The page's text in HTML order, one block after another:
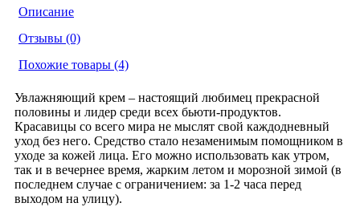
Описание
Отзывы (0)
Похожие товары (4)
Увлажняющий крем – настоящий любимец прекрасной
половины и лидер среди всех бьюти-продуктов.
Красавицы со всего мира не мыслят свой каждодневный
уход без него. Средство стало незаменимым помощником в
уходе за кожей лица. Его можно использовать как утром,
так и в вечернее время, жарким летом и морозной зимой (в
последнем случае с ограничением: за 1-2 часа перед
выходом на улицу).